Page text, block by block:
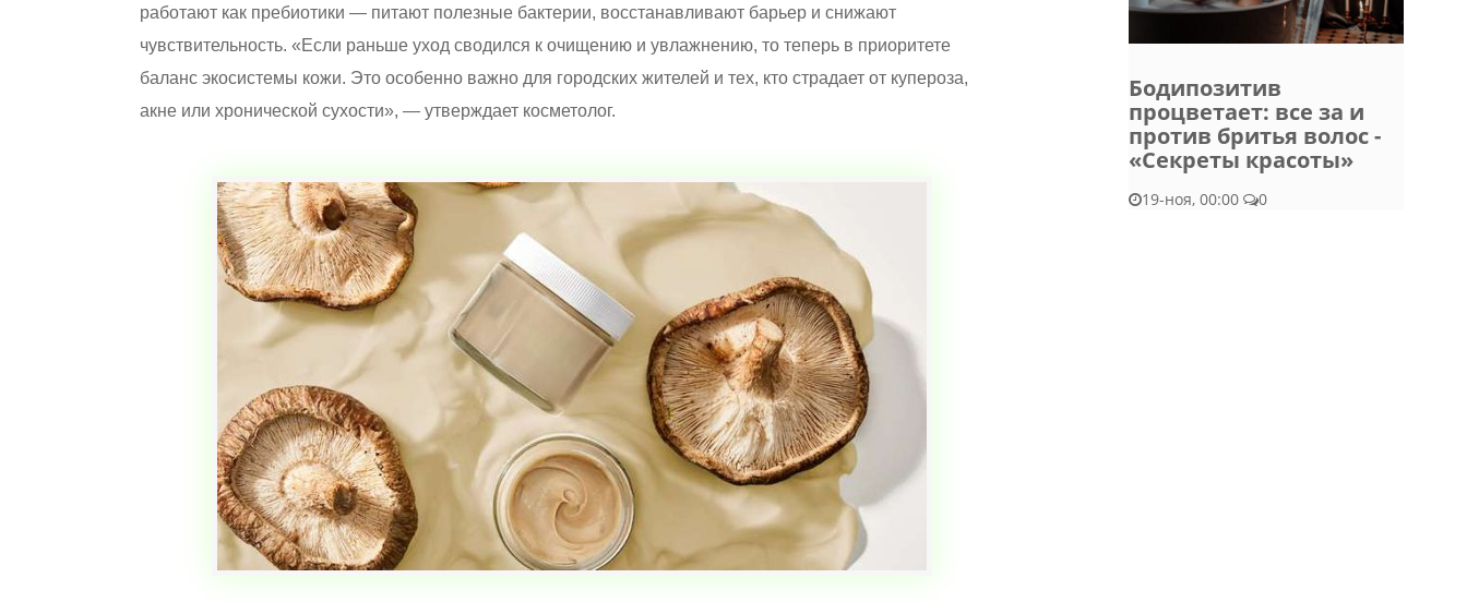
работают как пребиотики — питают полезные бактерии, восстанавливают барьер и снижают
чувствительность. «Если раньше уход сводился к очищению и увлажнению, то теперь в приоритете
баланс экосистемы кожи. Это особенно важно для городских жителей и тех, кто страдает от купероза,
акне или хронической сухости», — утверждает косметолог.
Бодипозитив
процветает: все за и
против бритья волос -
«Секреты красоты»
19-ноя, 00:00 0